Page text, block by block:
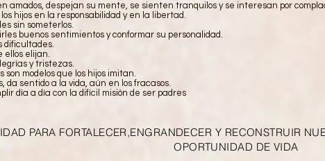
amados, despejan su mente, se sienten tranquilos y se interesan por
hijos en la responsabilidad y en la libertad.
sin someterlos.
buenos sentimientos y conformar su personalidad.
dificultades.
ellos elijan.
y tristezas.
son modelos que los hijos imitan.
da sentido a la vida, aún en los fracasos.
día a día con la difícil misión de ser padres
PARA FORTALECER,ENGRANDECER Y RECONSTRUIR
OPORTUNIDAD DE VIDA